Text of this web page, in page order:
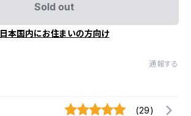
Sold out
日本国内にお住まいの方向け
通報する
(29)